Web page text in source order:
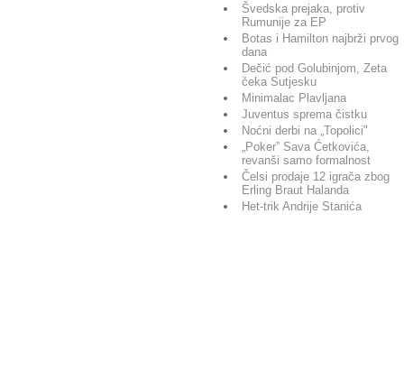
Švedska prejaka, protiv
Rumunije za EP
Botas i Hamilton najbrži prvog
dana
Dečić pod Golubinjom, Zeta
čeka Sutjesku
Minimalac Plavljana
Juventus sprema čistku
Noćni derbi na „Topolici"
„Poker” Sava Ćetkovića,
revanši samo formalnost
Čelsi prodaje 12 igrača zbog
Erling Braut Halanda
Het-trik Andrije Stanića